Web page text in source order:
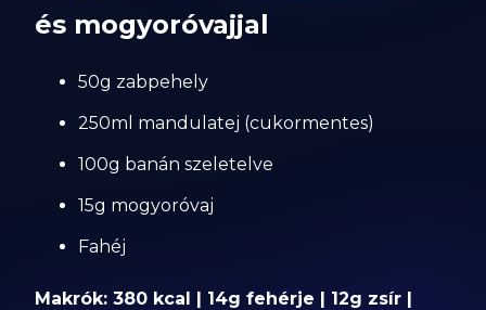
és mogyoróvajjal
50g zabpehely
250ml mandulatej (cukormentes)
100g banán szeletelve
15g mogyoróvaj
Fahéj
Makrók: 380 kcal | 14g fehérje | 12g zsír |